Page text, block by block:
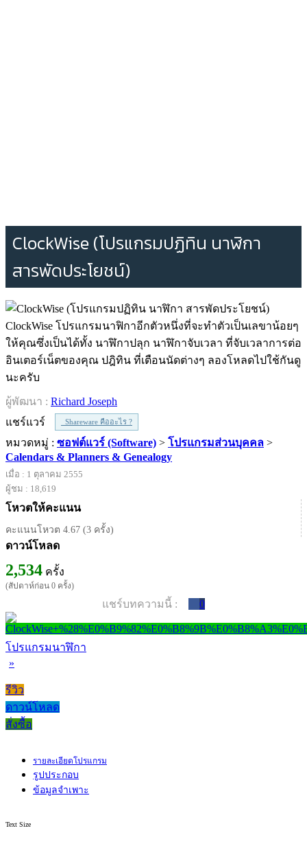
ClockWise (โปรแกรมปฏิทิน นาฬิกา
สารพัดประโยชน์)
ClockWise โปรแกรมนาฟิกาอีกตัวหนึ่งที่จะทำตัวเป็นเลขาน้อยๆ
ให้คุณซึ่งเป็นได้ทั้ง นาฬิกาปลุก นาฬิกาจับเวลา ที่จับเวลาการต่อ
อินเตอร์เน็ตของคุณ ปฎิทิน ที่เตือนนัดต่างๆ ลองโหลดไปใช้กันดู
นะครับ
ผู้พัฒนา : Richard Joseph
แชร์แวร์
Shareware คืออะไร ?
หมวดหมู่ : ซอฟต์แวร์ (Software) > โปรแกรมส่วนบุคคล >
Calendars & Planners & Genealogy
เมื่อ : 1 ตุลาคม 2555
ผู้ชม : 18,619
โหวตให้คะแนน
คะแนนโหวต 4.67 (3 ครั้ง)
ดาวน์โหลด
2,534 ครั้ง
(สัปดาห์ก่อน 0 ครั้ง)
แชร์บทความนี้ : 0
โปรแกรมนาฬิกา
»
รีวิว
ดาวน์โหลด
สั่งซื้อ
รายละเอียดโปรแกรม
รูปประกอบ
ข้อมูลจำเพาะ
Text Size